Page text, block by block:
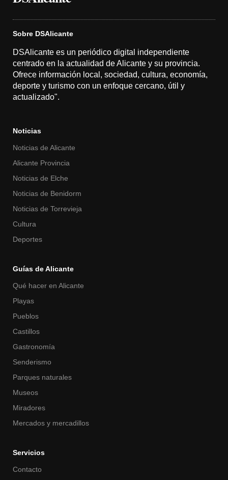
Sobre DSAlicante
DSAlicante es un periódico digital independiente
centrado en la actualidad de Alicante y su provincia.
Ofrece información local, sociedad, cultura, economía,
deporte y turismo con un enfoque cercano, útil y
actualizado".
Noticias
Noticias de Alicante
Alicante Provincia
Noticias de Elche
Noticias de Benidorm
Noticias de Torrevieja
Cultura
Deportes
Guías de Alicante
Qué hacer en Alicante
Playas
Pueblos
Castillos
Gastronomía
Senderismo
Parques naturales
Museos
Miradores
Mercados y mercadillos
Servicios
Contacto